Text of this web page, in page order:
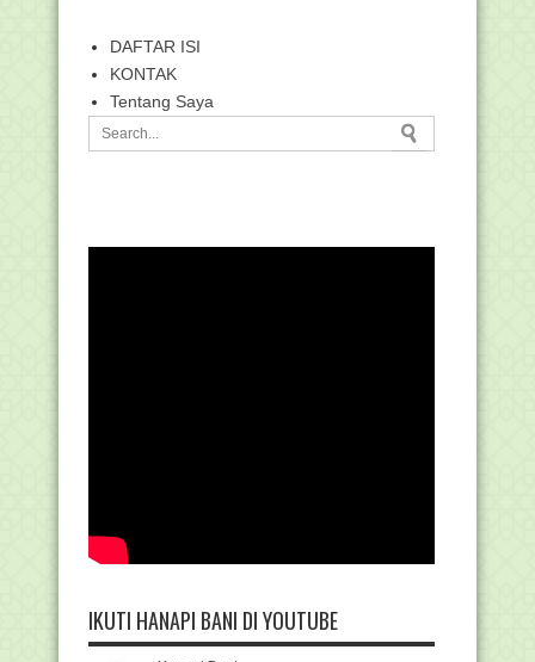
DAFTAR ISI
KONTAK
Tentang Saya
IKUTI HANAPI BANI DI YOUTUBE